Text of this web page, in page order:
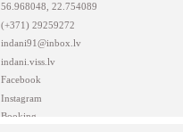
56.968048, 22.754089
(+371) 29259272
indani91@inbox.lv
indani.viss.lv
Facebook
Instagram
Booking